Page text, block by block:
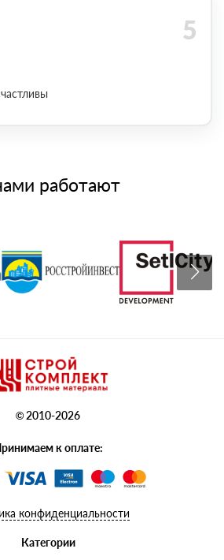
работают
© 2010-2026
к оплате:
конфиденциальности
Категории